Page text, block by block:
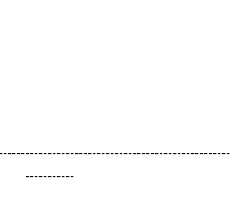
-----------